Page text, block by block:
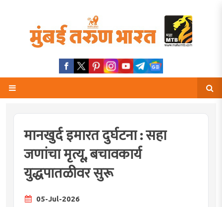
मानखुर्द इमारत दुर्घटना : सहा
जणांचा मृत्यू, बचावकार्य
युद्धपातळीवर सुरू
05-Jul-2026